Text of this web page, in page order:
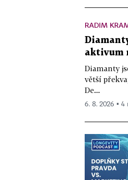
RADIM
aktivum
Diamanty
větší
De...
6. 8. 2026 ▪ 4